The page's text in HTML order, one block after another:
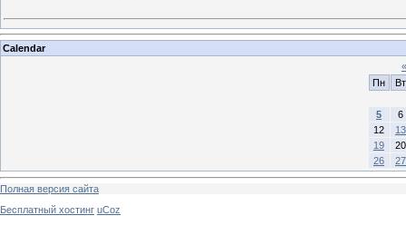
Calendar
«
Пн
Вт
5
6
12
13
19
20
26
27
Полная версия сайта
Бесплатный хостинг uCoz